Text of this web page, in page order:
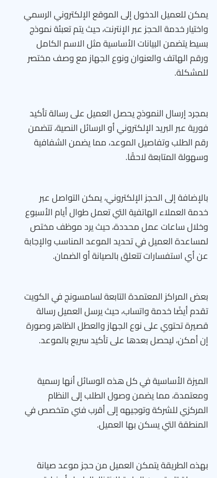
يمكن للعميل الدخول إلى الموقع الإلكتروني الرسمي
واختيار خدمة الحجز عبر الإنترنت، حيث يتم تعبئة نموذج
بسيط يتضمن البيانات الأساسية مثل الاسم الكامل
ورقم الهاتف والعنوان ونوع الجهاز مع وصف مختصر
للمشكلة.
بمجرد إرسال النموذج يحصل العميل على رسالة تأكيد
فورية عبر البريد الإلكتروني أو الرسائل النصية، تتضمن
رقم الطلب وتفاصيل الموعد، مما يضمن الشفافية
وسهولة المتابعة لاحقًا.
بالإضافة إلى الحجز الإلكتروني، يمكن التواصل عبر
خدمة العملاء الهاتفية التي تعمل طوال أيام الأسبوع
وخلال ساعات عمل محددة، حيث يرد موظف مختص
لمساعدة العميل في تحديد الموعد المناسب والإجابة
عن أي استفسارات تتعلق بالصيانة أو الضمان.
بعض المراكز المعتمدة التابعة لسامسونج في الكويت
تقدم أيضًا خدمة واتساب، حيث يرسل العميل رسالة
قصيرة تحتوي على نوع الجهاز والعطل الظاهر وصورة
إن أمكن، ليحصل بعدها على تأكيد سريع بالموعد.
الميزة الأساسية في كل هذه الوسائل أنها رسمية
ومعتمدة، مما يضمن وصول الطلب إلى النظام
المركزي للشركة وتوجيهه إلى أقرب فني متخصص في
المنطقة التي يسكن بها العميل.
بهذه الطريقة يتمكن العميل من حجز موعد صيانة